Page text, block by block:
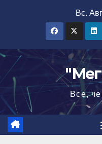
Вс.
Все,